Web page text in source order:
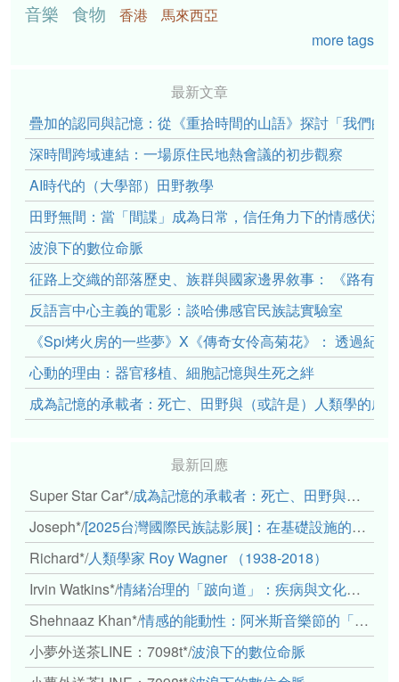
音樂 食物 香港
馬來西亞
more tags
最新文章
疊加的認同與記憶：從《重拾時間的山語》探討「我們的
深時間跨域連結：一場原住民地熱會議的初步觀察
AI時代的（大學部）田野教學
田野無間：當「間諜」成為日常，信任角力下的情感伏流
波浪下的數位命脈
征路上交織的部落歷史、族群與國家邊界敘事： 《路有
反語言中心主義的電影：談哈佛感官民族誌實驗室
《Spi烤火房的一些夢》X《傳奇女伶高菊花》： 透過紀
心動的理由：器官移植、細胞記憶與生死之絆
成為記憶的承載者：死亡、田野與（或許是）人類學的成
最新回應
Super Star Car*/成為記憶的承載者：死亡、田野與（或許是）人類學的成年禮
Joseph*/[2025台灣國際民族誌影展]：在基礎設施的邊緣，聆聽人的呼吸
Richard*/人類學家 Roy Wagner （1938-2018）
Irvin Watkins*/情緒治理的「跛向道」：疾病與文化象徵的轉變舉例
Shehnaaz Khan*/情感的能動性：阿米斯音樂節的「對話觀察」
小夢外送茶LINE：7098t*/波浪下的數位命脈